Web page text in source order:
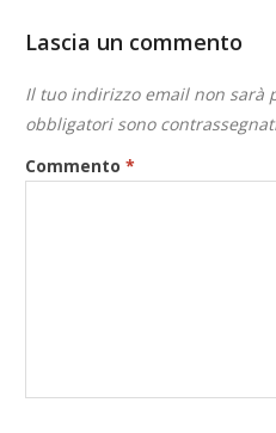
Lascia un commento
Il tuo indirizzo email non sarà
obbligatori sono
Commento*